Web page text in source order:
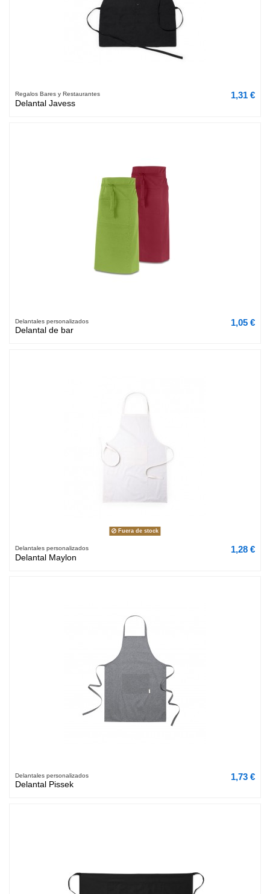
Regalos Bares y Restaurantes
Delantal Javess
1,31 €
Delantales personalizados
Delantal de bar
1,05 €
Fuera de stock
Delantales personalizados
Delantal Maylon
1,28 €
Delantales personalizados
Delantal Pissek
1,73 €